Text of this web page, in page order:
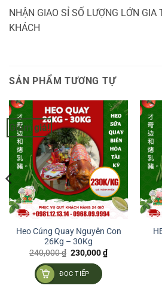
NHẬN GIAO SỈ SỐ LƯỢNG LỚN GIA
KHÁCH
SẢN PHẨM TƯƠNG TỰ
Giảm giá!
Heo Cúng Quay Nguyên Con
26Kg – 30Kg
240,000₫ Giá
240,000 ₫.
230,000₫Giá
hiện
ĐỌC TIẾP